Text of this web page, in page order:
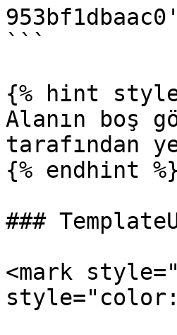
```
{% hint
Alanın boş
tarafından
{% endhint %}
###
<mark